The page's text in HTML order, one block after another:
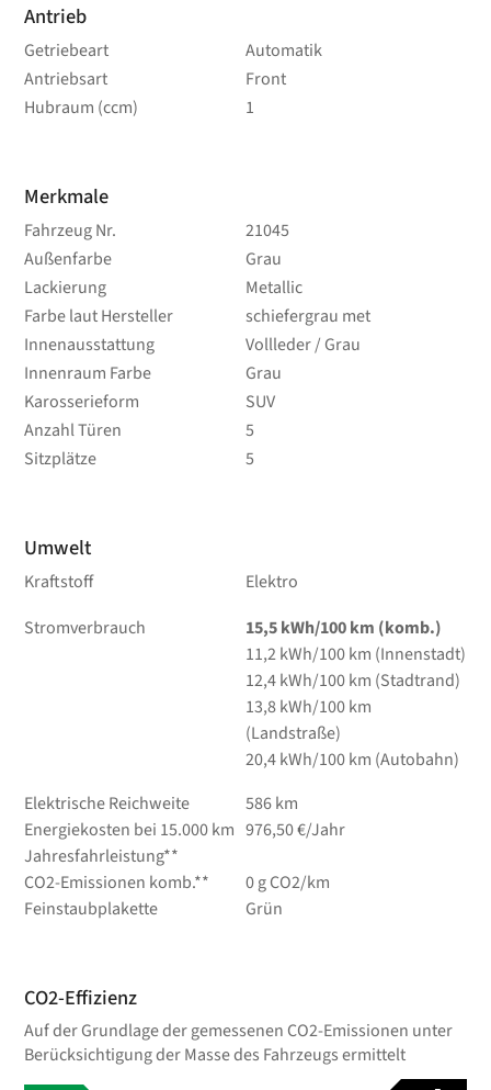
Antrieb
Getriebeart
Automatik
Antriebsart
Front
Hubraum (ccm)
1
Merkmale
Fahrzeug Nr.
21045
Außenfarbe
Grau
Lackierung
Metallic
Farbe laut Hersteller
schiefergrau met
Innenausstattung
Vollleder / Grau
Innenraum Farbe
Grau
Karosserieform
SUV
Anzahl Türen
5
Sitzplätze
5
Umwelt
Kraftstoff
Elektro
Stromverbrauch
15,5 kWh/100 km (komb.)
11,2 kWh/100 km (Innenstadt)
12,4 kWh/100 km (Stadtrand)
13,8 kWh/100 km
(Landstraße)
20,4 kWh/100 km (Autobahn)
Elektrische Reichweite
586 km
Energiekosten bei 15.000 km
Jahresfahrleistung**
976,50 €/Jahr
CO2-Emissionen komb.**
0 g CO2/km
Feinstaubplakette
Grün
CO2-Effizienz
Auf der Grundlage der gemessenen CO2-Emissionen unter
Berücksichtigung der Masse des Fahrzeugs ermittelt